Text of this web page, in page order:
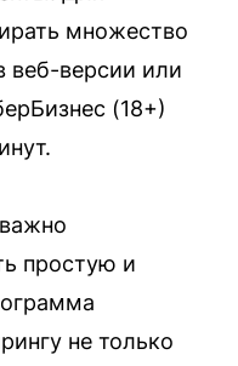
множество
веб-версии или
(18+)
простую и
не только